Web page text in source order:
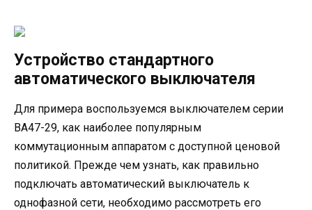
Устройство стандартного
автоматического выключателя
Для примера воспользуемся выключателем серии
ВА47-29, как наиболее популярным
коммутационным аппаратом с доступной ценовой
политикой. Прежде чем узнать, как правильно
подключать автоматический выключатель к
однофазной сети, необходимо рассмотреть его